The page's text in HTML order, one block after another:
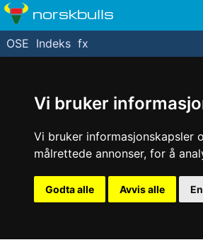
Vi bruker
Vi bruker informasjonskapsler
målrettede annonser, for å
Godta alle Avvis alle
norskbulls
OSE Indeks fx